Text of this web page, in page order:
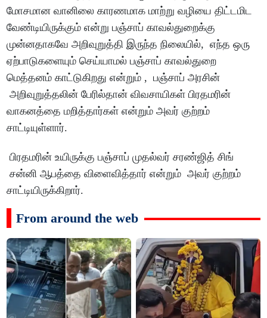
மோசமான வானிலை காரணமாக மாற்று வழியை திட்டமிட
வேண்டியிருக்கும் என்று பஞ்சாப் காவல்துறைக்கு
முன்னதாகவே அறிவுறுத்தி இருந்த நிலையில், எந்த ஒரு
ஏற்பாடுகளையும் செய்யாமல் பஞ்சாப் காவல்துறை
மெத்தனம் காட்டுகிறது என்றும் , பஞ்சாப் அரசின்
அறிவுறுத்தலின் பேரில்தான் விவசாயிகள் பிரதமரின்
வாகனத்தை மறித்தார்கள் என்றும் அவர் குற்றம்
சாட்டியுள்ளார்.
பிரதமரின் உயிருக்கு பஞ்சாப் முதல்வர் சரண்ஜித் சிங்
சன்னி ஆபத்தை விளைவித்தார் என்றும் அவர் குற்றம்
சாட்டியிருக்கிறார்.
From around the web